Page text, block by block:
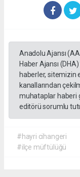
Anadolu Ajansı
Haber Ajansı
haberler, sitemizin
kanallarından
muhataplar haberi
editörü sorumlu
#hayri cihangeri
#ilçe müftülüğü